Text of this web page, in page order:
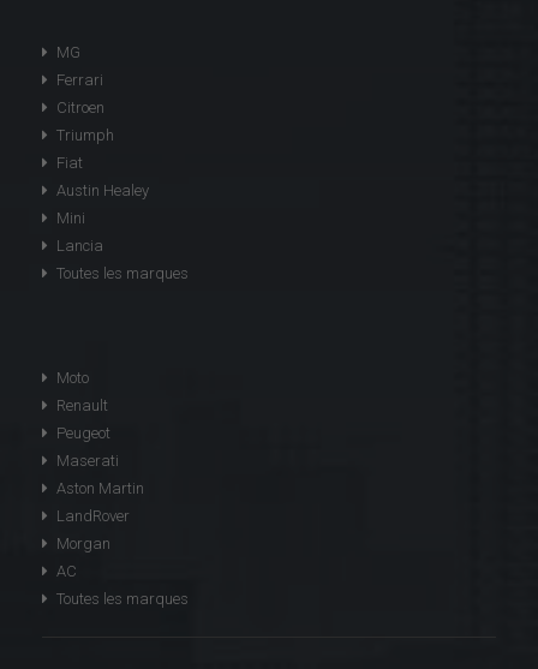
MG
Ferrari
Citroen
Triumph
Fiat
Austin Healey
Mini
Lancia
Toutes les marques
Moto
Renault
Peugeot
Maserati
Aston Martin
LandRover
Morgan
AC
Toutes les marques